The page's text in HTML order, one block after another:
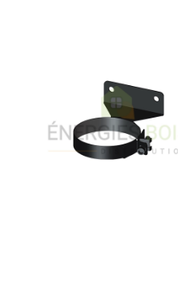
Conduit de fumées